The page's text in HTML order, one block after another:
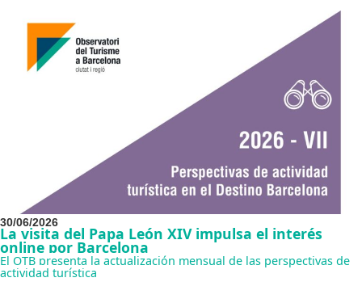
30/06/2026
La visita del Papa León XIV impulsa el interés
online por Barcelona
El OTB presenta la actualización mensual de las perspectivas de
actividad turística